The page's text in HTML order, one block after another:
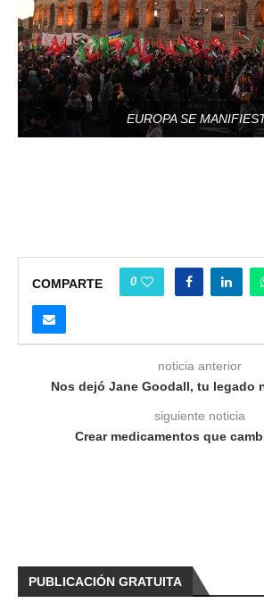
EUROPA SE
COMPARTE 0
noticia anterior
Nos dejó Jane Goodall, tu legado
siguiente noticia
Crear medicamentos que
PUBLICACIÓN GRATUITA